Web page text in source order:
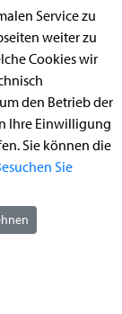
Service zu
weiter zu
Cookies wir
den Betrieb der
Ihre Einwilligung
Sie können die
Sie